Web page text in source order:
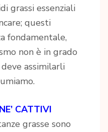
grassi essenziali
questi
fondamentale,
non è in grado
assimilarli
CATTIVI
grasse sono